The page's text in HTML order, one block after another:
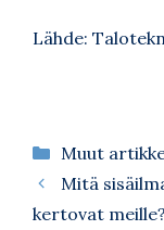
Lähde:
Kategoriat
Muut
Mitä
kertovat meille?